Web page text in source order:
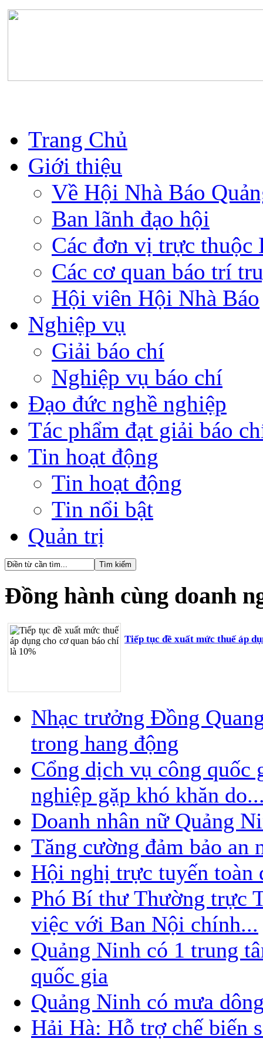
Trang Chủ
Giới thiệu
Về Hội Nhà Báo
Ban lãnh đạo hội
Các đơn vị trực thuộc
Các cơ quan báo trí
Hội viên Hội Nhà Báo
Nghiệp vụ
Giải báo chí
Nghiệp vụ báo chí
Đạo đức nghề nghiệp
Tác phẩm đạt giải báo
Tin hoạt động
Tin hoạt động
Tin nổi bật
Quản trị
Đồng hành cùng doanh
Tiếp tục đề xuất mức thuế áp
Nhạc trưởng Đồng
trong hang động
Cổng dịch vụ công quốc
nghiệp gặp khó khăn
Doanh nhân nữ Quảng
Tăng cường đảm bảo
Hội nghị trực tuyến toàn
Phó Bí thư Thường trực
việc với Ban Nội chính...
Quảng Ninh có 1 trung
quốc gia
Quảng Ninh có mưa
Hải Hà: Hỗ trợ chế biến